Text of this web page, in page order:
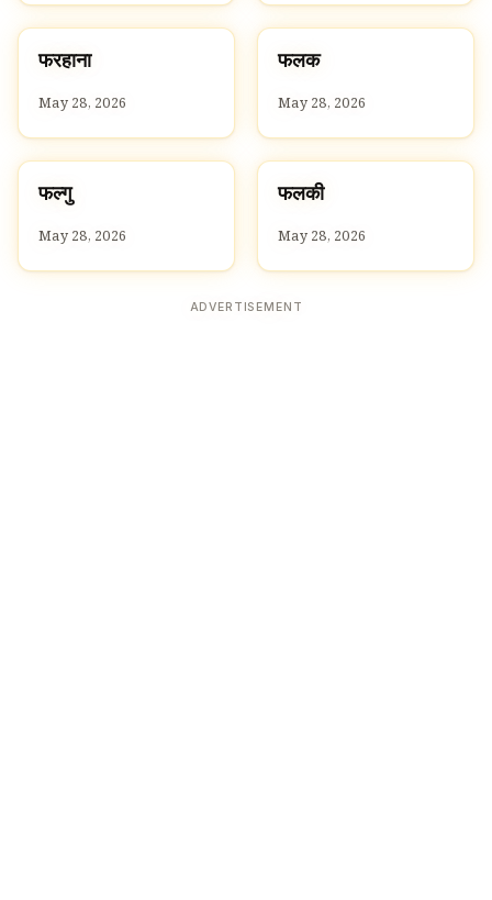
Fफ
फरहाना
May 28, 2026
Fफ
फलक
May 28, 2026
Fफ
फल्गु
May 28, 2026
Fफ
फलकी
May 28, 2026
ADVERTISEMENT